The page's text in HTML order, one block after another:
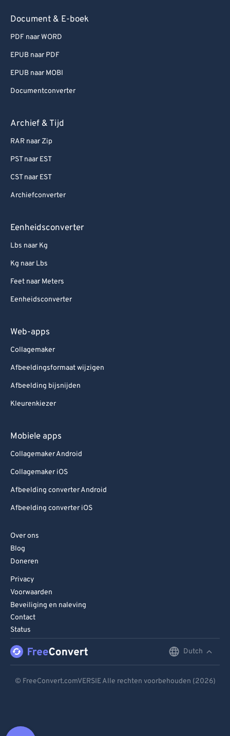
Document & E-boek
PDF naar WORD
EPUB naar PDF
EPUB naar MOBI
Documentconverter
Archief & Tijd
RAR naar Zip
PST naar EST
CST naar EST
Archiefconverter
Eenheidsconverter
Lbs naar Kg
Kg naar Lbs
Feet naar Meters
Eenheidsconverter
Web-apps
Collagemaker
Afbeeldingsformaat wijzigen
Afbeelding bijsnijden
Kleurenkiezer
Mobiele apps
Collagemaker Android
Collagemaker iOS
Afbeelding converter Android
Afbeelding converter iOS
Over ons
Blog
Doneren
Privacy
Voorwaarden
Beveiliging en naleving
Contact
Status
Dutch
© FreeConvert.comVERSIE Alle rechten voorbehouden (2026)